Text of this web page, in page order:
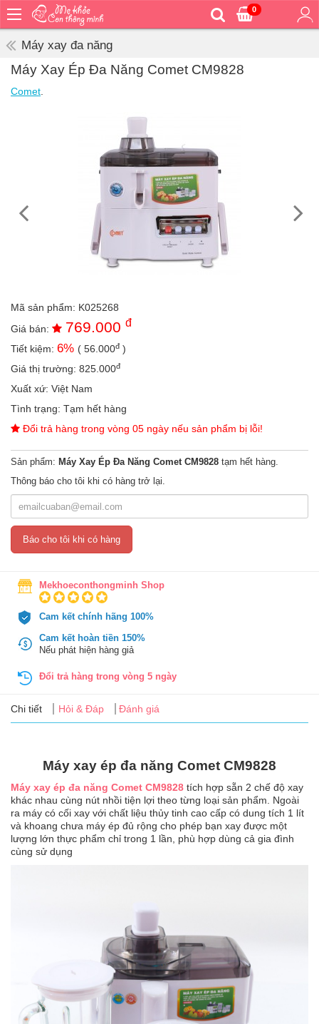
0
Bé
ăn
khỏe
an
Bé
Bé
mà
Dành
cho
mẹ
Dành
cho
dùng
trong
Tin
Máy xay đa năng
Máy Xay Ép Đa Năng Comet CM9828
Comet
Mã sản phẩm: K025268
Giá bán:
769.000 đ
Tiết kiệm: 6% ( 56.000đ )
Giá thị trường: 825.000đ
Xuất xứ: Việt Nam
Tình trạng: Tạm hết hàng
Đổi trả hàng trong vòng 05 ngày nếu sản phẩm bị lỗi!
Sản phẩm: Máy Xay Ép Đa Năng Comet CM9828 tạm hết hàng.
Thông báo cho tôi khi có hàng trở lại.
Báo cho tôi khi có hàng
Mekhoeconthongminh Shop
Cam kết chính hãng 100%
Cam kết hoàn tiền 150%
Nếu phát hiện hàng giả
Đổi trả hàng trong vòng 5 ngày
Chi tiết Hỏi & Đáp Đánh giá
Máy xay ép đa năng Comet CM9828
Máy xay ép đa năng Comet CM9828 tích hợp sẵn 2 chế độ xay
khác nhau cùng nút nhồi tiện lợi theo từng loại sản phẩm. Ngoài
ra máy có cối xay với chất liệu thủy tinh cao cấp có dung tích 1 lít
và khoang chưa máy ép đủ rộng cho phép bạn xay được một
lượng lớn thực phẩm chỉ trong 1 lần, phù hợp dùng cả gia đình
cùng sử dụng